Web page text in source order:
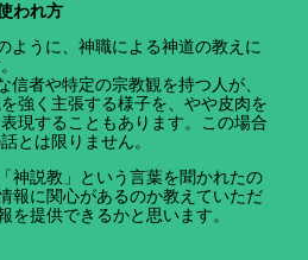
われ方
ように、神職による神道の教えに
信者や特定の宗教観を持つ人が、
強く主張する様子を、やや皮肉を
現することもあります。この場合
とは限りません。
神説教」という言葉を聞かれたの
報に関心があるのか教えていただ
を提供できるかと思います。